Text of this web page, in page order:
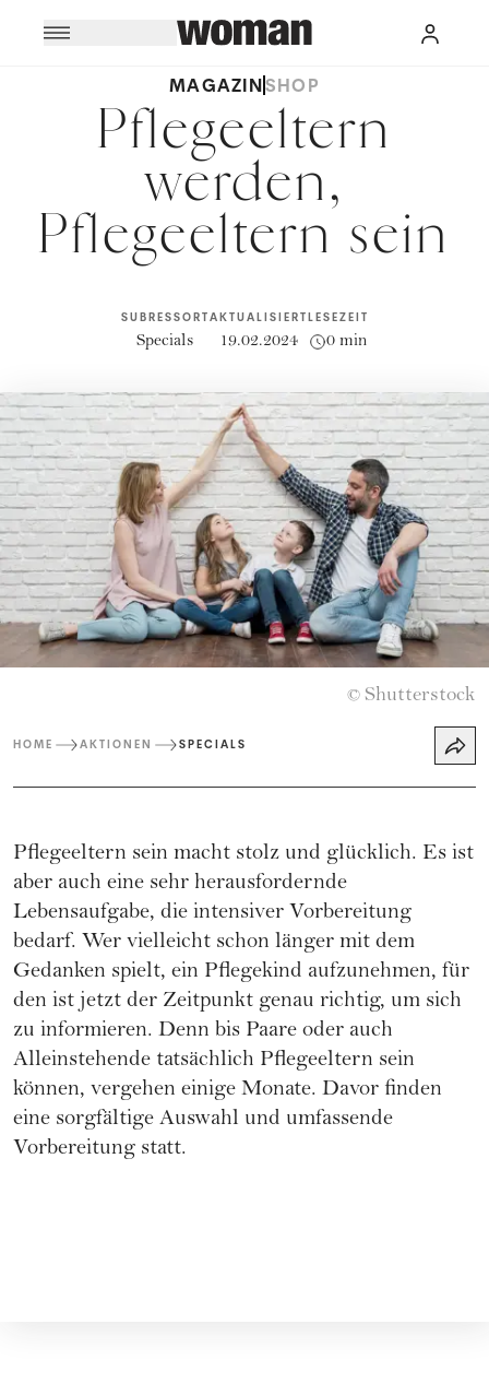
MAGAZINSHOP
Pflegeeltern
werden,
Pflegeeltern sein
SUBRESSORT
Specials
AKTUALISIERT
19.02.2024
LESEZEIT
0 min
© Shutterstock
HOME AKTIONEN SPECIALS
Pflegeeltern sein macht stolz und glücklich. Es ist
aber auch eine sehr herausfordernde
Lebensaufgabe, die intensiver Vorbereitung
bedarf. Wer vielleicht schon länger mit dem
Gedanken spielt, ein Pflegekind aufzunehmen, für
den ist jetzt der Zeitpunkt genau richtig, um sich
zu informieren. Denn bis Paare oder auch
Alleinstehende tatsächlich Pflegeeltern sein
können, vergehen einige Monate. Davor finden
eine sorgfältige Auswahl und umfassende
Vorbereitung statt.